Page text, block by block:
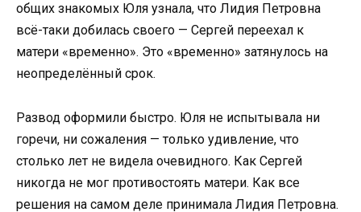
общих знакомых Юля узнала, что Лидия Петровна
всё-таки добилась своего — Сергей переехал к
матери «временно». Это «временно» затянулось на
неопределённый срок.
Развод оформили быстро. Юля не испытывала ни
горечи, ни сожаления — только удивление, что
столько лет не видела очевидного. Как Сергей
никогда не мог противостоять матери. Как все
решения на самом деле принимала Лидия Петровна.